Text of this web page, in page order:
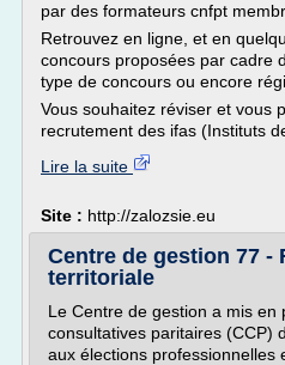
par des formateurs cnfpt
Retrouvez en ligne, et en
concours proposées par cadre
type de concours ou encore
Vous souhaitez réviser et vous
recrutement des ifas (Instituts
Lire la suite
Site : http://zalozsie.eu
Centre de gestion 77
territoriale
Le Centre de gestion a mis en
consultatives paritaires (CCP)
aux élections professionnelles